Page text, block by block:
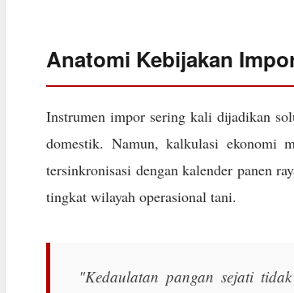
Anatomi Kebijakan
Instrumen impor sering kali dijadikan
domestik. Namun, kalkulasi ekonomi
tersinkronisasi dengan kalender panen
tingkat wilayah operasional tani.
"Kedaulatan pangan sejati